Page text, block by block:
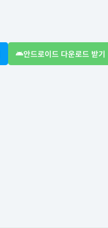
안드로이드 다운로드 받기